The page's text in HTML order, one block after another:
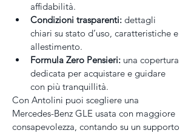
affidabilità.
Condizioni trasparenti: dettagli
chiari su stato d’uso, caratteristiche e
allestimento.
Formula Zero Pensieri: una copertura
dedicata per acquistare e guidare
con più tranquillità.
Con Antolini puoi scegliere una
Mercedes-Benz GLE usata con maggiore
consapevolezza, contando su un supporto